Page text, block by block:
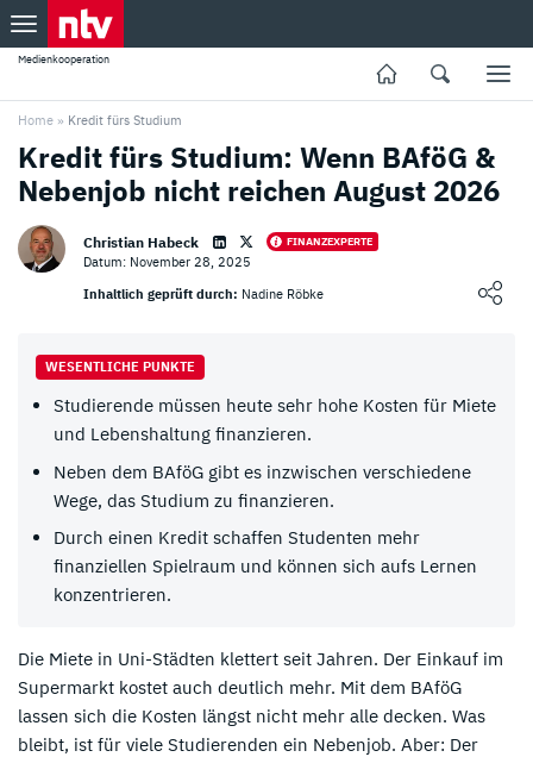
Medienkooperation
Home » Kredit fürs Studium
Kredit fürs Studium: Wenn BAföG &
Nebenjob nicht reichen August 2026
Christian Habeck FINANZEXPERTE
Datum: November 28, 2025
Inhaltlich geprüft durch: Nadine Röbke
WESENTLICHE PUNKTE
Studierende müssen heute sehr hohe Kosten für Miete
und Lebenshaltung finanzieren.
Neben dem BAföG gibt es inzwischen verschiedene
Wege, das Studium zu finanzieren.
Durch einen Kredit schaffen Studenten mehr
finanziellen Spielraum und können sich aufs Lernen
konzentrieren.
Die Miete in Uni-Städten klettert seit Jahren. Der Einkauf im
Supermarkt kostet auch deutlich mehr. Mit dem BAföG
lassen sich die Kosten längst nicht mehr alle decken. Was
bleibt, ist für viele Studierenden ein Nebenjob. Aber: Der